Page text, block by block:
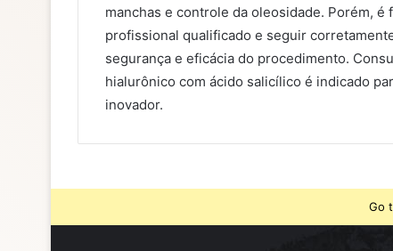
manchas e controle da oleosidade. Porém,
profissional qualificado e seguir
segurança e eficácia do procedimento.
hialurônico com ácido salicílico é indicado
inovador.
Go